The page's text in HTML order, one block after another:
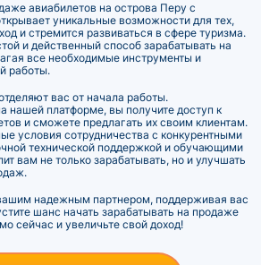
авиабилетов на острова Перу с
уникальные возможности для тех,
и стремится развиваться в сфере туризма.
и действенный способ зарабатывать на
все необходимые инструменты и
работы.
вас от начала работы.
нашей платформе, вы получите доступ к
и сможете предлагать их своим клиентам.
условия сотрудничества с конкурентными
технической поддержкой и обучающими
вам не только зарабатывать, но и улучшать
надежным партнером, поддерживая вас
шанс начать зарабатывать на продаже
сейчас и увеличьте свой доход!